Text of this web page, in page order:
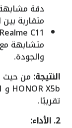
متقاربة
والجودة.
النتيجة: من حيث
تقريبًا.
2. الأداء: